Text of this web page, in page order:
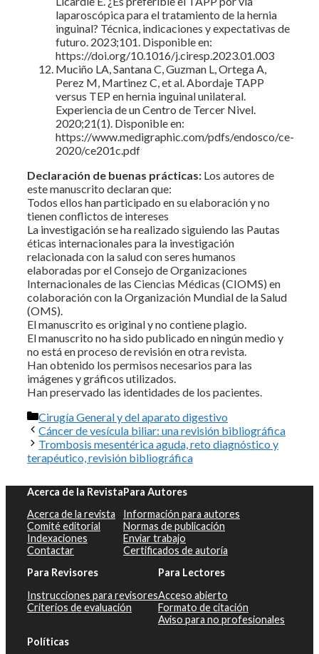
laparoscópica para el tratamiento de la hernia
inguinal? Técnica, indicaciones y expectativas de
futuro. 2023;101. Disponible en:
https://doi.org/10.1016/j.ciresp.2023.01.003
Muciño LA, Santana C, Guzman L, Ortega A,
Perez M, Martinez C, et al. Abordaje TAPP
versus TEP en hernia inguinal unilateral.
Experiencia de un Centro de Tercer Nivel.
2020;21(1). Disponible en:
https://www.medigraphic.com/pdfs/endosco/ce-
2020/ce201c.pdf
Declaración de buenas prácticas: Los autores de
este manuscrito declaran que:
Todos ellos han participado en su elaboración y no
tienen conflictos de intereses
La investigación se ha realizado siguiendo las Pautas
éticas internacionales para la investigación
relacionada con la salud con seres humanos
elaboradas por el Consejo de Organizaciones
Internacionales de las Ciencias Médicas (CIOMS) en
colaboración con la Organización Mundial de la Salud
(OMS).
El manuscrito es original y no contiene plagio.
El manuscrito no ha sido publicado en ningún medio y
no está en proceso de revisión en otra revista.
Han obtenido los permisos necesarios para las
imágenes y gráficos utilizados.
Han preservado las identidades de los pacientes.
Categorías
Cirugía General y del aparato digestivo
Cáncer de vesícula biliar: una revisión bibliográfica
Trombosis mesentérica aguda, reto diagnóstico y
terapéutico, revisión bibliográfica
Acerca de la Revista
Acerca de la revista
Comité editorial
Indexaciones
Contactar
Para Autores
Información para autores
Normas de publicación
Enviar trabajo
Certificados de autoría
Para Revisores
Instrucciones para revisores
Criterios de evaluación
Para Lectores
Acceso abierto
Formato de citación
Aviso para no profesionales
Políticas